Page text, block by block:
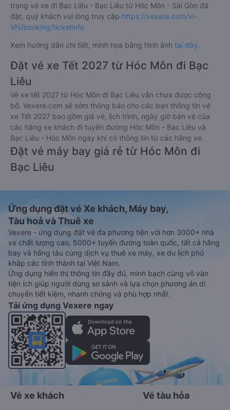
trạng vé xe đi Bạc Liêu - Bạc Liêu từ Hóc Môn - Sài Gòn đã
đặt, quý khách vui lòng truy cập https://vexere.com/vi-
VN/booking/ticketinfo
Xem hướng dẫn chi tiết, minh họa bằng hình ảnh tại đây.
Đặt vé xe Tết 2027 từ Hóc Môn đi Bạc
Liêu
Vé xe tết 2027 từ Hóc Môn đi Bạc Liêu vẫn chưa được công
bố. Vexere.com sẽ sớm thông báo cho các bạn thông tin vé
xe Tết 2027 bao gồm giá vé, lịch trình, ngày giờ bán vé của
các hãng xe khách đi tuyến đường Hóc Môn - Bạc Liêu và
Bạc Liêu - Hóc Môn ngay khi có thông tin từ các hãng xe.
Đặt vé máy bay giá rẻ từ Hóc Môn đi
Bạc Liêu
Ứng dụng đặt vé Xe khách, Máy bay,
Tàu hoả và Thuê xe
Vexere - ứng dụng đặt vé đa phương tiện với hơn 3000+ nhà
xe chất lượng cao, 5000+ tuyến đường toàn quốc, tất cả hãng
bay và hãng tàu cùng dịch vụ thuê xe máy, xe du lịch phủ
khắp các tỉnh thành tại Việt Nam.
Ứng dụng hiển thị thông tin đầy đủ, minh bạch cùng vô vàn
tiện ích giúp người dùng so sánh và lựa chọn phương án di
chuyển tiết kiệm, nhanh chóng và phù hợp nhất.
Tải ứng dụng Vexere ngay
Vé xe khách Vé tàu hỏa